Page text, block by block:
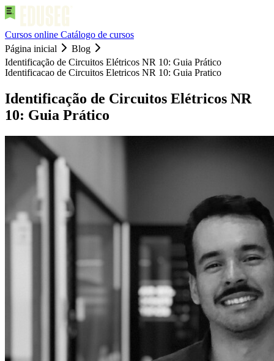
Cursos online Catálogo de cursos
Página inicial
Blog
Identificação de Circuitos Elétricos NR 10: Guia Prático
Identificacao de Circuitos Eletricos NR 10: Guia Pratico
Identificação de Circuitos Elétricos NR
10: Guia Prático